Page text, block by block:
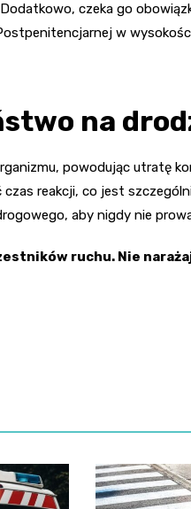
czeka go
w
na
powodując utratę
reakcji, co jest
aby nigdy nie
ruchu. Nie